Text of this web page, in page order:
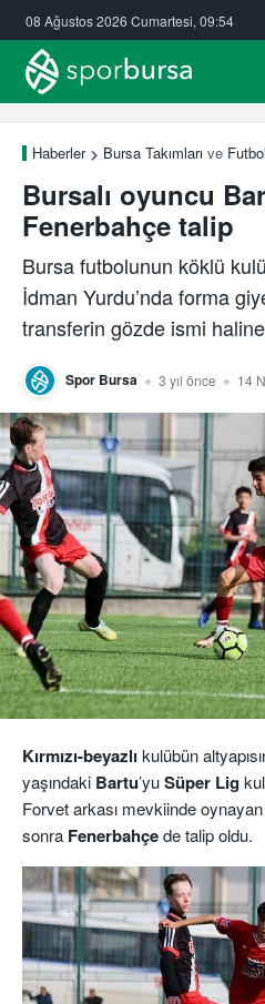
08 Ağustos 2026 Cumartesi, 09:54
Haberler Bursa Takımları ve Futbol
Bursalı oyuncu
Fenerbahçe talip
Bursa futbolunun köklü
İdman Yurdu’nda forma
transferin gözde ismi
Spor Bursa 3 yıl önce 14
Kırmızı-beyazlı kulübün
yaşındaki Bartu’yuSüper Lig
Forvet arkası mevkiinde oynayan
sonra Fenerbahçede talip oldu.